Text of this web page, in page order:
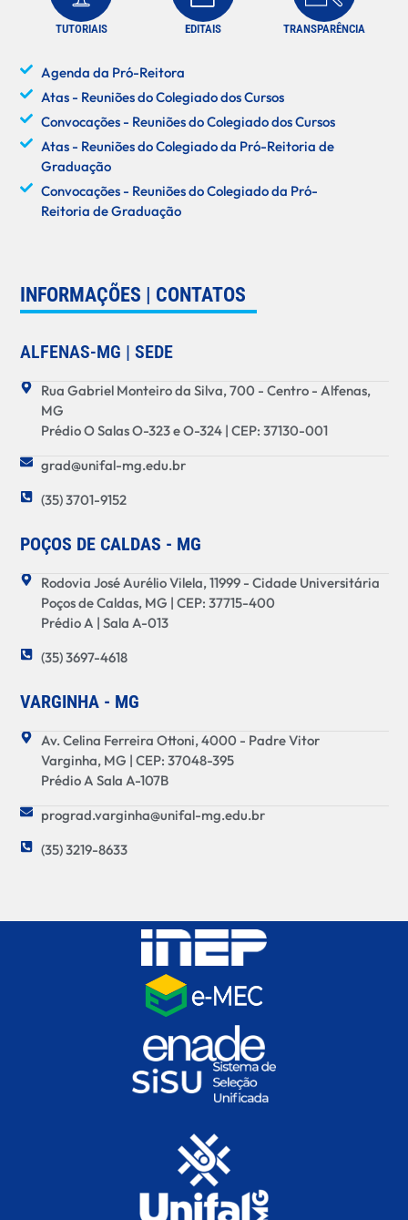
TUTORIAIS EDITAIS TRANSPARÊNCIA
Agenda da Pró-Reitora
Atas - Reuniões do Colegiado dos Cursos
Convocações - Reuniões do Colegiado dos Cursos
Atas - Reuniões do Colegiado da Pró-Reitoria de
Graduação
Convocações - Reuniões do Colegiado da Pró-
Reitoria de Graduação
INFORMAÇÕES | CONTATOS
ALFENAS-MG | SEDE
Rua Gabriel Monteiro da Silva, 700 - Centro - Alfenas,
MG
Prédio O Salas O-323 e O-324 | CEP: 37130-001
grad@unifal-mg.edu.br
(35) 3701-9152
POÇOS DE CALDAS - MG
Rodovia José Aurélio Vilela, 11999 - Cidade Universitária
Poços de Caldas, MG | CEP: 37715-400
Prédio A | Sala A-013
(35) 3697-4618
VARGINHA - MG
Av. Celina Ferreira Ottoni, 4000 - Padre Vitor
Varginha, MG | CEP: 37048-395
Prédio A Sala A-107B
prograd.varginha@unifal-mg.edu.br
(35) 3219-8633